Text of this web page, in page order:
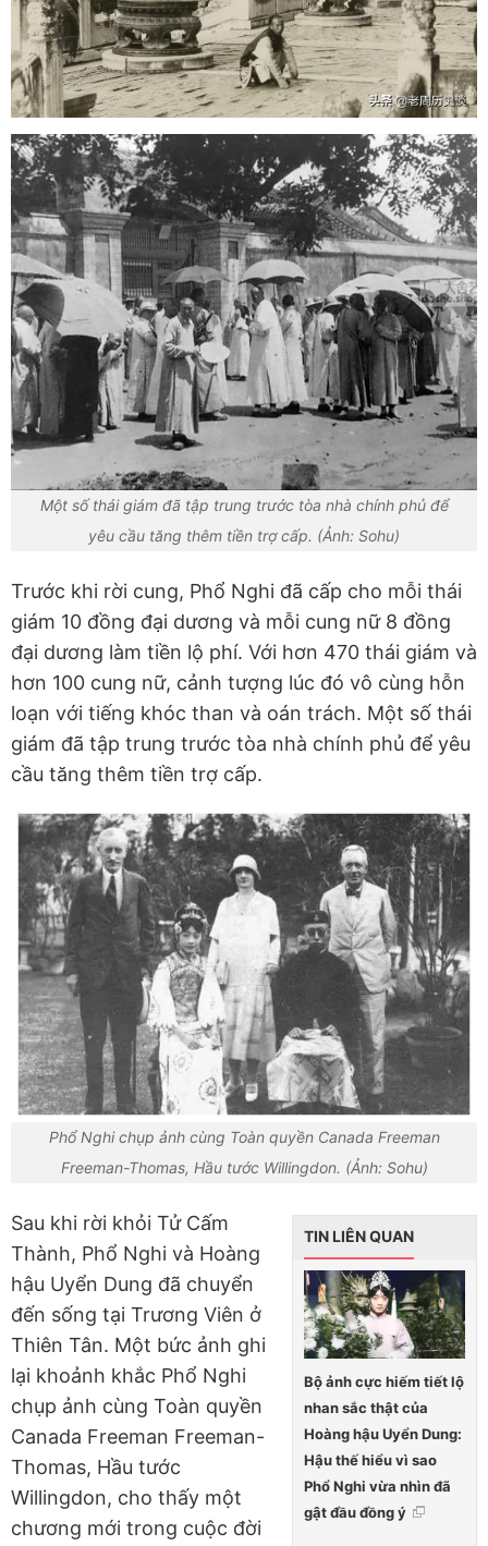
Một số thái giám đã tập trung trước tòa nhà chính phủ để
yêu cầu tăng thêm tiền trợ cấp. (Ảnh: Sohu)
Trước khi rời cung, Phổ Nghi đã cấp cho mỗi thái
giám 10 đồng đại dương và mỗi cung nữ 8 đồng
đại dương làm tiền lộ phí. Với hơn 470 thái giám và
hơn 100 cung nữ, cảnh tượng lúc đó vô cùng hỗn
loạn với tiếng khóc than và oán trách. Một số thái
giám đã tập trung trước tòa nhà chính phủ để yêu
cầu tăng thêm tiền trợ cấp.
Phổ Nghi chụp ảnh cùng Toàn quyền Canada Freeman
Freeman-Thomas, Hầu tước Willingdon. (Ảnh: Sohu)
TIN LIÊN QUAN
Bộ ảnh cực hiếm tiết lộ
nhan sắc thật của
Hoàng hậu Uyển Dung:
Hậu thế hiểu vì sao
Phổ Nghi vừa nhìn đã
gật đầu đồng ý
Sau khi rời khỏi Tử Cấm
Thành, Phổ Nghi và Hoàng
hậu Uyển Dung đã chuyển
đến sống tại Trương Viên ở
Thiên Tân. Một bức ảnh ghi
lại khoảnh khắc Phổ Nghi
chụp ảnh cùng Toàn quyền
Canada Freeman Freeman-
Thomas, Hầu tước
Willingdon, cho thấy một
chương mới trong cuộc đời